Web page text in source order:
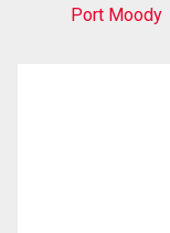
Port Moody